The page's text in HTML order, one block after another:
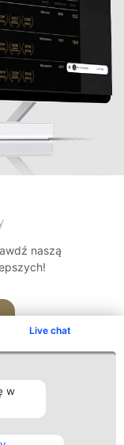
Live chat
w
naszą
Kontakt